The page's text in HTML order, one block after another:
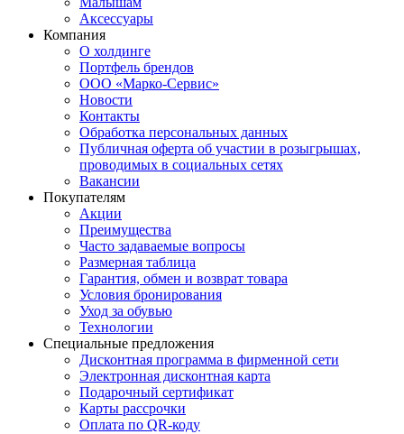
Аксессуары
Компания
О холдинге
Портфель брендов
ООО «Марко-Сервис»
Новости
Контакты
Обработка персональных данных
Публичная оферта об участии в розыгрышах,
проводимых в социальных сетях
Вакансии
Покупателям
Акции
Преимущества
Часто задаваемые вопросы
Размерная таблица
Гарантия, обмен и возврат товара
Условия бронирования
Уход за обувью
Технологии
Специальные предложения
Дисконтная программа в фирменной сети
Электронная дисконтная карта
Подарочный сертификат
Карты рассрочки
Оплата по QR-коду